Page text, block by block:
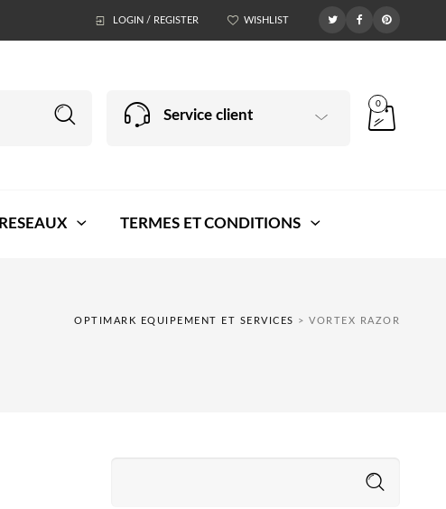
LOGIN / REGISTER WISHLIST
Service client
0
RESEAUX TERMES ET CONDITIONS
OPTIMARK EQUIPEMENT ET SERVICES >VORTEX RAZOR